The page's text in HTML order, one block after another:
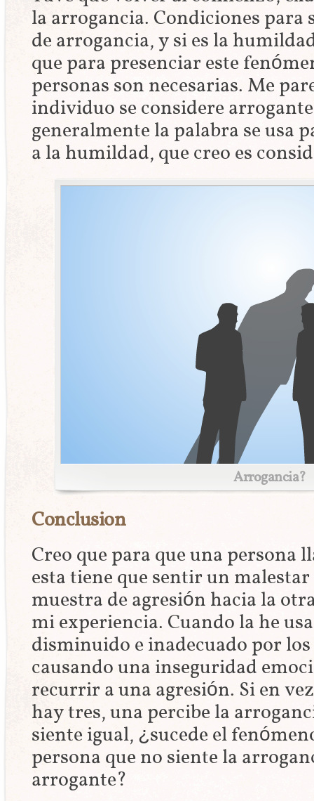
la arrogancia. Condiciones para
de arrogancia, y si es la
que para presenciar este
personas son necesarias. Me
individuo se considere
generalmente la palabra se usa
a la humildad, que creo es
Arrogancia?
Conclusion
Creo que para que una persona
esta tiene que sentir un
muestra de agresión hacia la
mi experiencia. Cuando la he
disminuido e inadecuado por
causando una inseguridad
recurrir a una agresión. Si en
hay tres, una percibe la
siente igual, ¿sucede el
persona que no siente la
arrogante?